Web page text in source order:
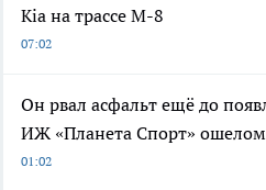
Kia на трассе М-8
07:02
Он рвал асфальт ещё до
ИЖ «Планета Спорт»
01:02